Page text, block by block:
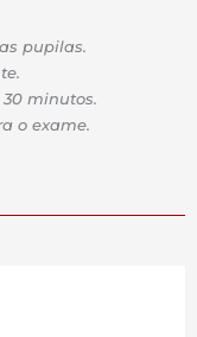
pupilas.
minutos.
o exame.